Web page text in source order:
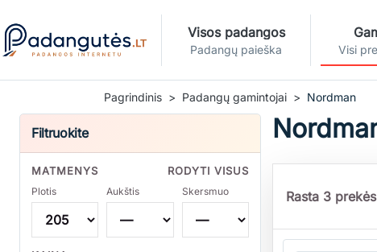
Visos padangos
Padangų paieška Visi
Pagrindinis Padangų gamintojai Nordman
Filtruokite
MATMENYS RODYTI VISUS
Plotis Aukštis Skersmuo Rasta 3
Kiekis